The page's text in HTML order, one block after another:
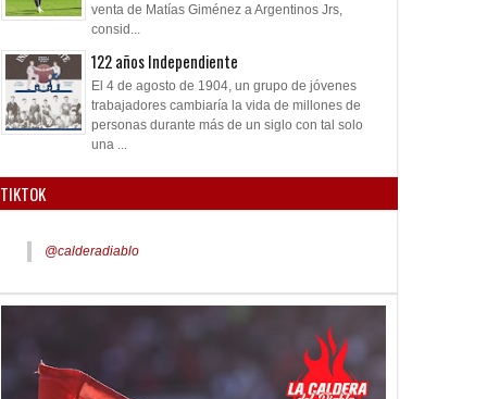
venta de Matías Giménez a Argentinos Jrs,
consid...
122 años Independiente
El 4 de agosto de 1904, un grupo de jóvenes
trabajadores cambiaría la vida de millones de
personas durante más de un siglo con tal solo
una ...
TIKTOK
@calderadiablo